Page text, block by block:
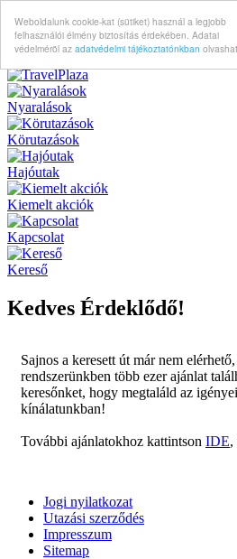
Weboldalunk cookie-kat (sütiket) használ a legjobb
felhasználói élmény biztosítás érdekében. Adatai
védelméröl az adatvédelmi tájékoztatónkban
Nyaralások
Körutazások
Hajóutak
Kiemelt akciók
Kapcsolat
Kereső
Kedves Érdeklődő!
Sajnos a keresett út már nem
rendszerünkben több ezer ajánlat
keresőnket, hogy megtaláld az
kínálatunkban!
További ajánlatokhoz kattintson IDE,
Jogi nyilatkozat
Utazási szerződés
Impresszum
Sitemap